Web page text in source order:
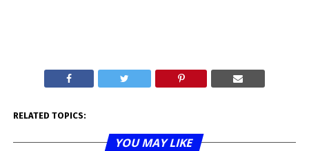
RELATED TOPICS:
YOU MAY LIKE